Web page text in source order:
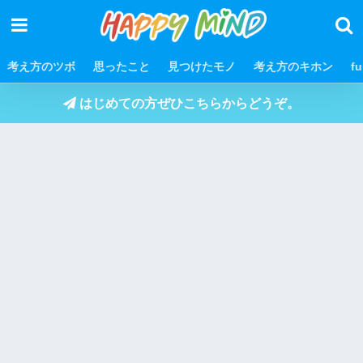
考え方のツボ 思ったこと 見つけたモノ 考え方のキホン
はじめての方ぜひこちらからどうぞ。